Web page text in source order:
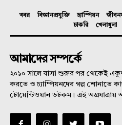
খবর বিজ্ঞানপ্রযুক্তি চ্যাম্পিয়ন
চাকরি
খেলাধুলা
আমাদের সম্পর্কে
২০১০ সালে যাত্রা শুরুর পর থেকেই
করতে ও চ্যাম্পিয়নদের গল্প শোনাতে
টোয়েন্টিওয়ান ডটকম। এই